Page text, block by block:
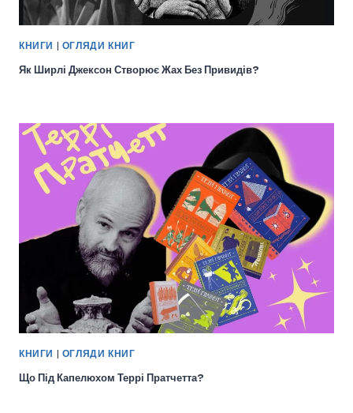
КНИГИ | ОГЛЯДИ КНИГ
Як Ширлі Джексон Створює Жах Без Привидів?
КНИГИ | ОГЛЯДИ КНИГ
Що Під Капелюхом Террі Пратчетта?